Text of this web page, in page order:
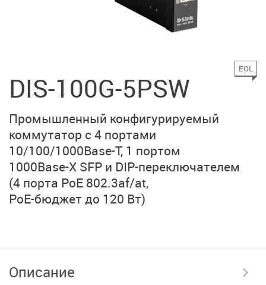
DIS-100G-5PSW
EOL
Промышленный конфигурируемый
коммутатор с4 портами
10/100/1000Base-T, 1 портом
1000Base-X SFP и DIP-переключателем
(4 порта PoE 802.3af/at,
PoE-бюджет до 120 Вт)
Описание